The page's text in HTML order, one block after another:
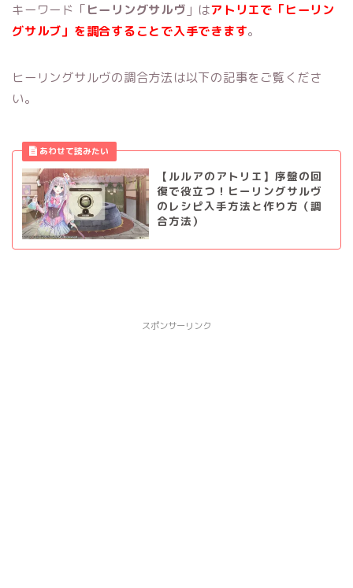
キーワード「ヒーリングサルヴ 」はアトリエで「ヒーリン
グサルブ」を調合することで入手できます。
ヒーリングサルヴの調合方法は以下の記事をご覧くださ
い。
【ルルアのアトリエ】序盤の回
復で役立つ！ヒーリングサルヴ
のレシピ入手方法と作り方（調
合方法）
スポンサーリンク